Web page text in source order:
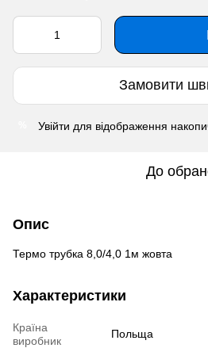
Замовити
Увійти для відображення
До
Опис
Термо трубка 8,0/4,0 1м жовта
Характеристики
Країна
виробник
Польща